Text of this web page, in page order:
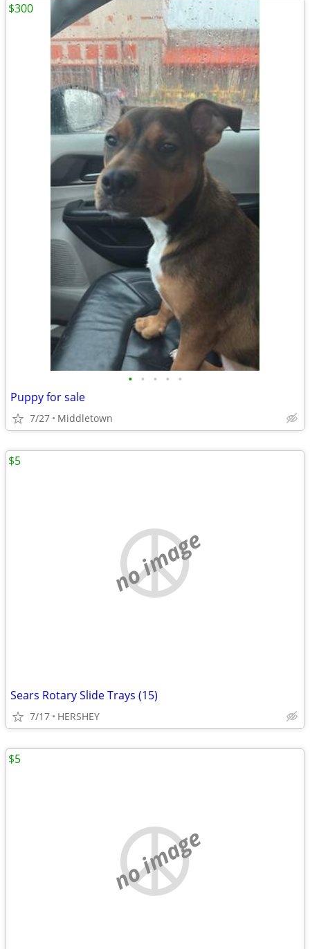
• • • • •
Puppy for sale
7/27 Middletown
$300
no image
Sears Rotary Slide Trays (15)
7/17 HERSHEY
$5
no image
$5